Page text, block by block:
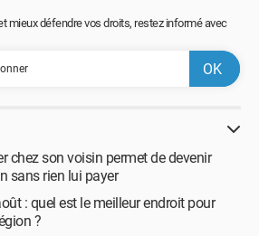
mieux défendre vos droits, restez informé avec
chez son voisin permet de devenir
sans rien lui payer
: quel est le meilleur endroit pour
?